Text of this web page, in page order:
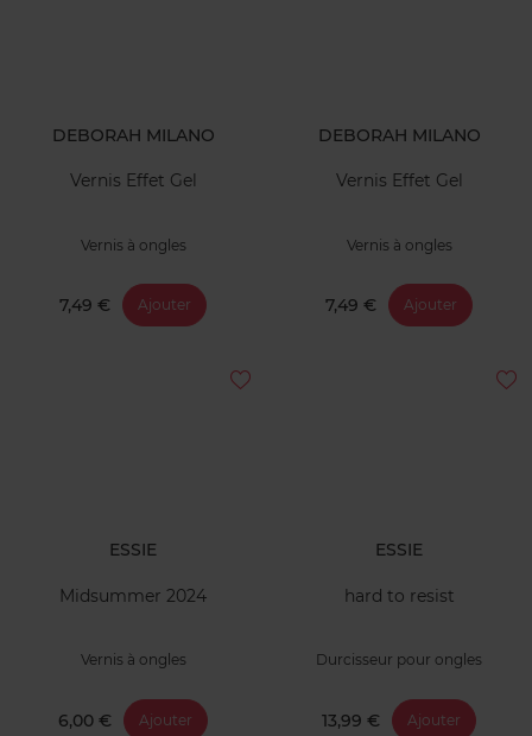
DEBORAH MILANO
Vernis Effet Gel
Vernis à ongles
7,49 € Ajouter
DEBORAH MILANO
Vernis Effet Gel
Vernis à ongles
7,49 € Ajouter
ESSIE
Midsummer 2024
Vernis à ongles
6,00 € Ajouter
ESSIE
hard to resist
Durcisseur pour ongles
13,99 € Ajouter